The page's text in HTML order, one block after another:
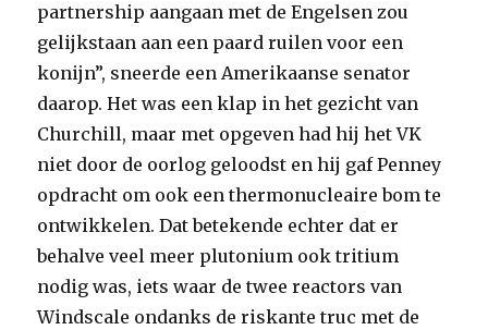
partnership aangaan met de Engelsen zou
gelijkstaan aan een paard ruilen voor een
konijn”, sneerde een Amerikaanse senator
daarop. Het was een klap in het gezicht van
Churchill, maar met opgeven had hij het VK
niet door de oorlog geloodst en hij gaf Penney
opdracht om ook een thermonucleaire bom te
ontwikkelen. Dat betekende echter dat er
behalve veel meer plutonium ook tritium
nodig was, iets waar de twee reactors van
Windscale ondanks de riskante truc met de